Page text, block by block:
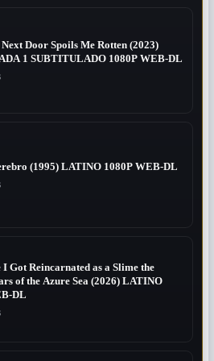
Door Spoils Me Rotten (2023)
1 SUBTITULADO 1080P WEB-DL
(1995) LATINO 1080P WEB-DL
Got Reincarnated as a Slime the
of the Azure Sea (2026) LATINO
DL